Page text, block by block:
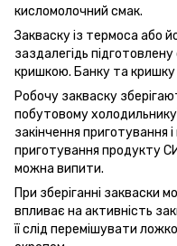
кисломолочний смак.
Закваску із термоса або
заздалегідь
кришкою. Банку та
Робочу закваску
побутовому
закінчення приготування
приготування продукту
можна випити.
При зберіганні закваски
впливає на активність
її слід перемішувати